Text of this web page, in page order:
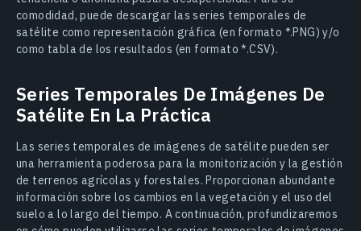
comodidad, puede descargar las series temporales de
satélite como representación gráfica (en formato *.PNG) y/o
como tabla de los resultados (en formato *.CSV).
Series Temporales De Imágenes De
Satélite En La Práctica
Las series temporales de imágenes de satélite pueden ser
una herramienta poderosa para la monitorización y la gestión
de terrenos agrícolas y forestales. Proporcionan abundante
información sobre los cambios en la vegetación y el uso del
suelo a lo largo del tiempo. A continuación, profundizaremos